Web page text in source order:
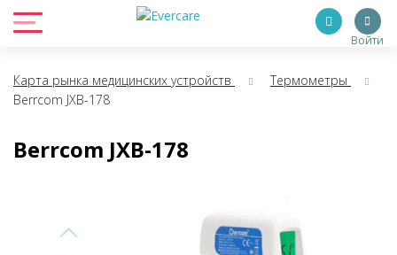
Войти
Карта рынка медицинских устройств
Термометры
Berrcom JXB-178
Berrcom JXB-178